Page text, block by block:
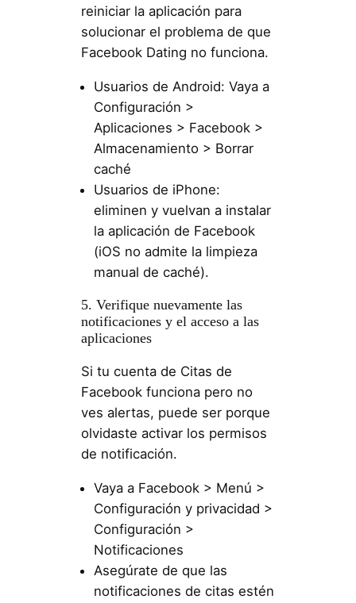
reiniciar la aplicación para
solucionar el problema de que
Facebook Dating no funciona.
Usuarios de Android: Vaya a
Configuración >
Aplicaciones > Facebook >
Almacenamiento > Borrar
caché
Usuarios de iPhone:
eliminen y vuelvan a instalar
la aplicación de Facebook
(iOS no admite la limpieza
manual de caché).
5. Verifique nuevamente las
notificaciones y el acceso a las
aplicaciones
Si tu cuenta de Citas de
Facebook funciona pero no
ves alertas, puede ser porque
olvidaste activar los permisos
de notificación.
Vaya a Facebook > Menú >
Configuración y privacidad >
Configuración >
Notificaciones
Asegúrate de que las
notificaciones de citas estén